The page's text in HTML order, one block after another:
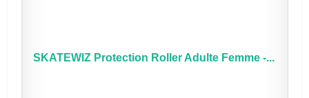
SKATEWIZ Protection Roller Adulte Femme -...